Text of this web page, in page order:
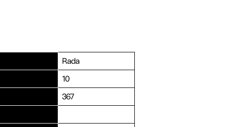
Rada
10
367